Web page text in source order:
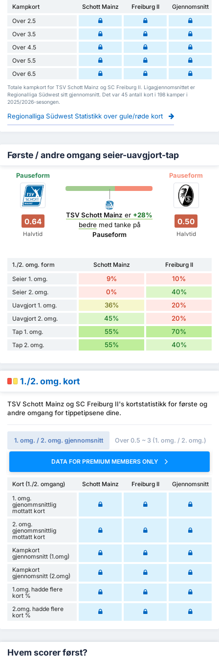
Kampkort Schott Mainz Freiburg II
Gjennomsnitt
Over 2.5
Over 3.5
Over 4.5
Over 5.5
Over 6.5
Totale kampkort for TSV Schott Mainz og SC Freiburg II. Ligagjennomsnittet er
Regionalliga Südwest sitt gjennomsnitt. Det var 45 antall kort i 198 kamper i
2025/2026-sesongen.
Regionalliga Südwest Statistikk over gule/røde kort
Første / andre omgang seier-uavgjort-tap
Pauseform Pauseform
0.64
Halvtid
TSV Schott Mainz er +28%
bedremed tanke på
Pauseform
0.50
Halvtid
1./2. omg. form Schott Mainz
Freiburg II
Seier 1. omg.
9% 10%
Seier 2. omg. 0% 40%
Uavgjort 1. omg. 36% 20%
Uavgjort 2. omg. 45% 20%
Tap 1. omg. 55% 70%
Tap 2. omg. 55% 40%
1./2. omg. kort
TSV Schott Mainz og SC Freiburg II's kortstatistikk for første og
andre omgang for tippetipsene dine.
1. omg. / 2. omg. gjennomsnitt Over 0.5 ~ 3 (1. omg. / 2. omg.)
DATA FOR PREMIUM MEMBERS ONLY
Kort (1./2. omgang) Schott Mainz Freiburg II
Gjennomsnitt
1. omg.
gjenommsnittlig
mottatt kort
2. omg.
gjenommsnittlig
mottatt kort
Kampkort
gjennomsnitt (1.omg)
Kampkort
gjennomsnitt (2.omg)
1.omg. hadde flere
kort %
2.omg. hadde flere
kort %
Hvem scorer først?